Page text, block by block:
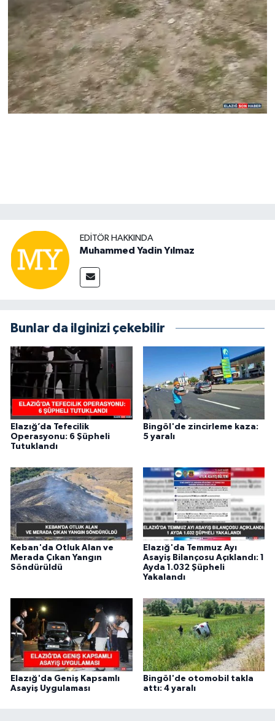
EDITÖR HAKKINDA
Muhammed Yadin Yılmaz
Bunlar da ilginizi çekebilir
Elazığ’da Tefecilik
Operasyonu: 6 Şüpheli
Tutuklandı
Bingöl'de zincirleme kaza:
5 yaralı
Keban'da Otluk Alan ve
Merada Çıkan Yangın
Söndürüldü
Elazığ'da Temmuz Ayı
Asayiş Bilançosu Açıklandı: 1
Ayda 1.032 Şüpheli
Yakalandı
Elazığ'da Geniş Kapsamlı
Asayiş Uygulaması
Bingöl'de otomobil takla
attı: 4 yaralı